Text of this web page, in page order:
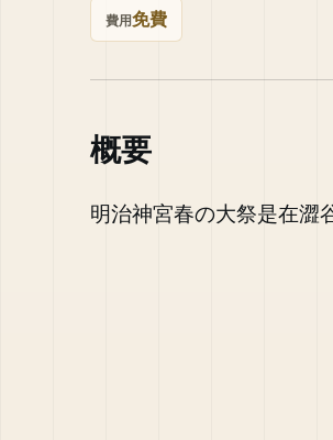
費用免費
概要
明治神宮春の大祭是在澀